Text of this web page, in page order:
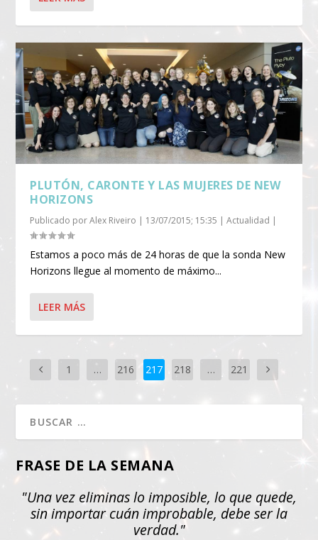
PLUTÓN, CARONTE Y LAS MUJERES DE NEW
HORIZONS
Publicado porAlex Riveiro | 13/07/2015; 15:35 |Actualidad |
Estamos a poco más de 24 horas de que la sonda New
Horizons llegue al momento de máximo...
LEER MÁS
1 … 216 217 218 … 221
FRASE DE LA SEMANA
"Una vez eliminas lo imposible, lo que quede,
sin importar cuán improbable, debe ser la
verdad."